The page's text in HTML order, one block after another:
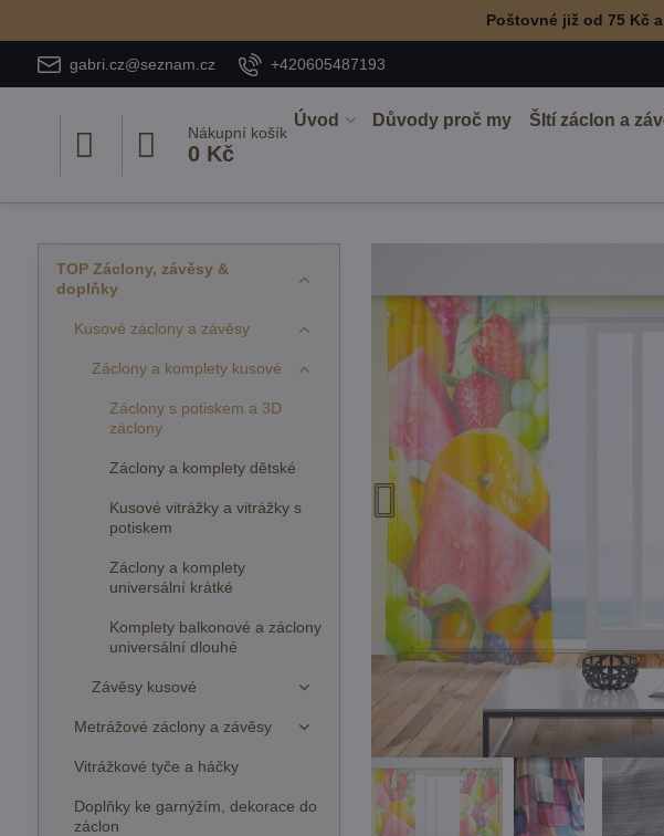
Poštovné již od 75 Kč
gabri.cz@seznam.cz +420605487193
Nákupní košík
0 Kč
Úvod Důvody proč my ŠItí záclon a
TOP Záclony, závěsy &
doplňky
Kusové záclony a závěsy
Záclony a komplety kusové
Záclony s potiskem a 3D
záclony
Záclony a komplety dětské
Kusové vitrážky a vitrážky s
potiskem
Záclony a komplety
universální krátké
Komplety balkonové a záclony
universální dlouhé
Závěsy kusové
Metrážové záclony a závěsy
Vitrážkové tyče a háčky
Doplňky ke garnýžím, dekorace do
záclon